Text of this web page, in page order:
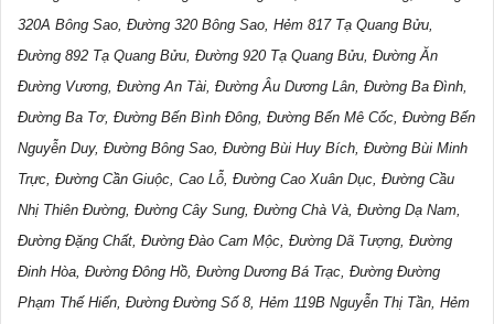
320A Bông Sao, Đường 320 Bông Sao, Hẻm 817 Tạ Quang Bửu,
Đường 892 Tạ Quang Bửu, Đường 920 Tạ Quang Bửu, Đường Ăn
Đường Vương, Đường An Tài, Đường Âu Dương Lân, Đường Ba Đình,
Đường Ba Tơ, Đường Bến Bình Đông, Đường Bến Mê Cốc, Đường Bến
Nguyễn Duy, Đường Bông Sao, Đường Bùi Huy Bích, Đường Bùi Minh
Trực, Đường Cần Giuộc, Cao Lỗ, Đường Cao Xuân Dục, Đường Cầu
Nhị Thiên Đường, Đường Cây Sung, Đường Chà Và, Đường Dạ Nam,
Đường Đặng Chất, Đường Đào Cam Mộc, Đường Dã Tượng, Đường
Đinh Hòa, Đường Đông Hồ, Đường Dương Bá Trạc, Đường Đường
Phạm Thế Hiển, Đường Đường Số 8, Hẻm 119B Nguyễn Thị Tần, Hẻm